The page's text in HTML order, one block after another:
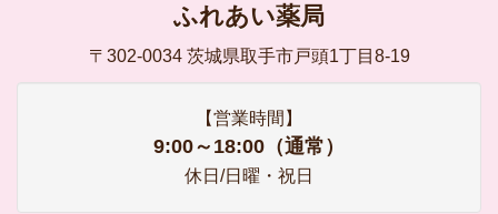
ふれあい薬局
〒302-0034 茨城県取手市戸頭1丁目8-19
【営業時間】
9:00～18:00（通常）
休日/日曜・祝日